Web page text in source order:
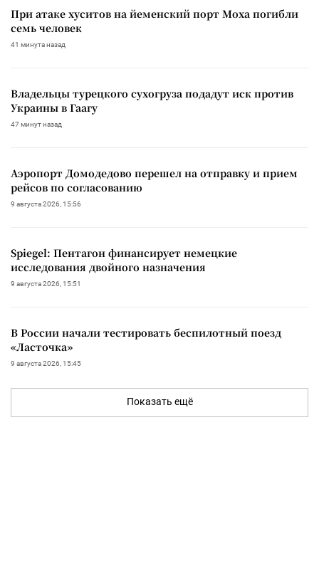
При атаке хуситов на йеменский порт Моха погибли
семь человек
41 минута назад
Владельцы турецкого сухогруза подадут иск против
Украины в Гаагу
47 минут назад
Аэропорт Домодедово перешел на отправку и прием
рейсов по согласованию
9 августа 2026, 15:56
Spiegel: Пентагон финансирует немецкие
исследования двойного назначения
9 августа 2026, 15:51
В России начали тестировать беспилотный поезд
«Ласточка»
9 августа 2026, 15:45
Показать ещё